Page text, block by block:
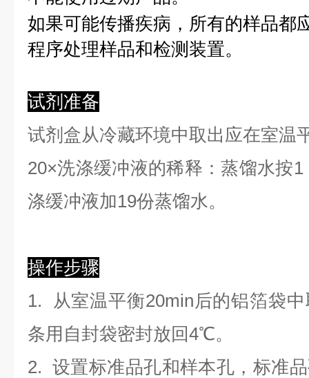
如果可能传播疾病，所有的样品都
程序处理样品和检测装置。
试剂准备
试剂盒从冷藏环境中取出应在室温
20×洗涤缓冲液的稀释：蒸馏水按
涤缓冲液加19份蒸馏水。
操作步骤
1. 从室温平衡20min后的铝箔袋
条用自封袋密封放回4℃。
2. 设置标准品孔和样本孔，标准